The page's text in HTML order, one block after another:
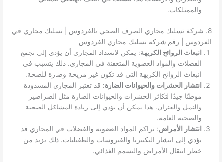
والممتلكات.
8. شركة تسليك مجاري الصرف الصحي بالفردوس | تسليك مجاري في
الفردوس | رقم شركة تسليك مجاري الفردوس
انبعاث الروائح الكريهة: يمكن لانسداد المجاري أن يؤدي إلى تجمع
الفضلات والمواد العضوية المتعفنة في المجاري. ذلك يتسبب في
انبعاث الروائح الكريهة التي قد تكون غير مريحة وضارة للصحة.
انتشار الحشرات والحيوانات الضارة: قد تعتبر المجاري المسدودة
موطنًا جيدًا لتكاثر الحشرات والحيوانات الضارة مثل الصراصير
والنمل والفئران. هذا يمكن أن يؤدي إلى زيادة المشاكل الصحية
والصحية العامة.
انتشار الأمراض: تراكم المواد العضوية والفضلات في المجاري قد
يؤدي إلى انتشار البكتيريا والفيروسات والطفيليات. ذلك يزيد من
خطر انتقال الأمراض والتسمم الغذائي.